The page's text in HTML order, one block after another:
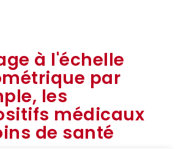
à l'échelle
par
les
médicaux
de santé